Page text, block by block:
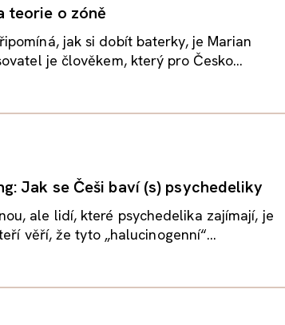
teorie o zóně
jak si dobít baterky, je Marian
je člověkem, který pro Česko...
Jak se Češi baví (s) psychedeliky
ale lidí, které psychedelika zajímají, je
věří, že tyto „halucinogenní“...